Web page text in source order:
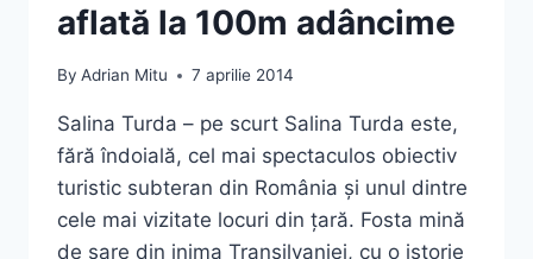
aflată la 100m adâncime
By Adrian Mitu 7 aprilie 2014
Salina Turda – pe scurt Salina Turda este,
fără îndoială, cel mai spectaculos obiectiv
turistic subteran din România și unul dintre
cele mai vizitate locuri din țară. Fosta mină
de sare din inima Transilvaniei, cu o istorie